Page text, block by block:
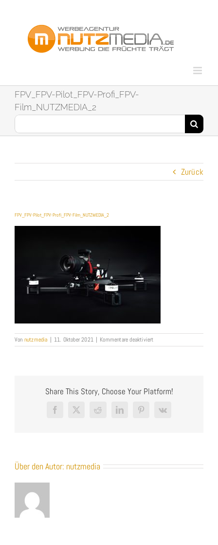
FPV_FPV-Pilot_FPV-Profi_FPV-
Film_NUTZMEDIA_2
Suche
nach:
Zurück
FPV_FPV-Pilot_FPV-Profi_FPV-Film_NUTZMEDIA_2
Von nutzmedia | 11. Oktober 2021 | Kommentare deaktiviertfür
FPV_FPV-
Share This Story, Choose Your Platform!
Facebook
X RedditLinkedInPinterest
Vk
Über den Autor: nutzmedia